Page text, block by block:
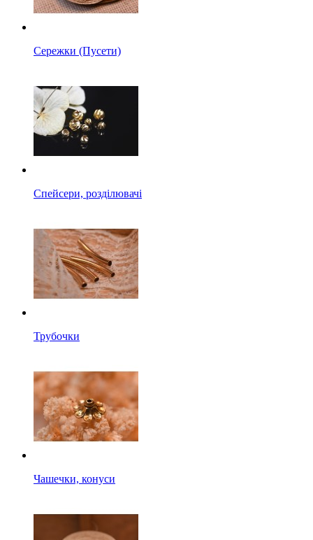
Сережки (Пусети)
Спейсери, розділювачі
Трубочки
Чашечки, конуси